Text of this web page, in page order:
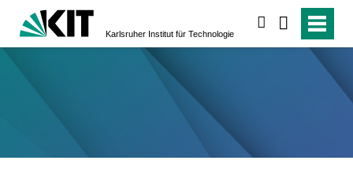
Karlsruher Institut für Technologie